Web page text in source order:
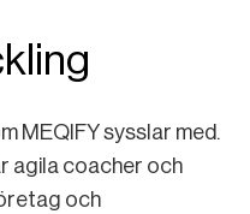
MEQIFY sysslar med.
agila coacher och
och